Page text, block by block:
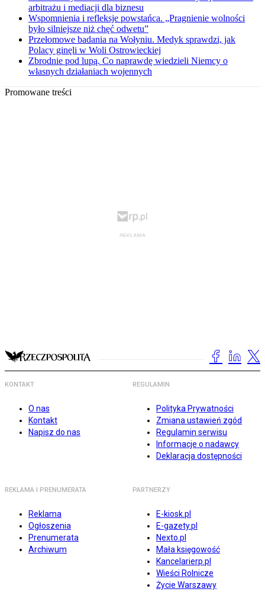
arbitrażu i mediacji dla biznesu
Wspomnienia i refleksje powstańca. „Pragnienie wolności
było silniejsze niż chęć odwetu”
Przełomowe badania na Wołyniu. Medyk sprawdzi, jak
Polacy ginęli w Woli Ostrowieckiej
Zbrodnie pod lupą. Co naprawdę wiedzieli Niemcy o
własnych działaniach wojennych
Promowane treści
KONTAKT
O nas
Kontakt
Napisz do nas
REGULAMIN
Polityka Prywatności
Zmiana ustawień zgód
Regulamin serwisu
Informacje o nadawcy
Deklaracja dostępności
REKLAMA I PRENUMERATA
Reklama
Ogłoszenia
Prenumerata
Archiwum
PARTNERZY
E-kiosk.pl
E-gazety.pl
Nexto.pl
Mała księgowość
Kancelarierp.pl
Wieści Rolnicze
Życie Warszawy